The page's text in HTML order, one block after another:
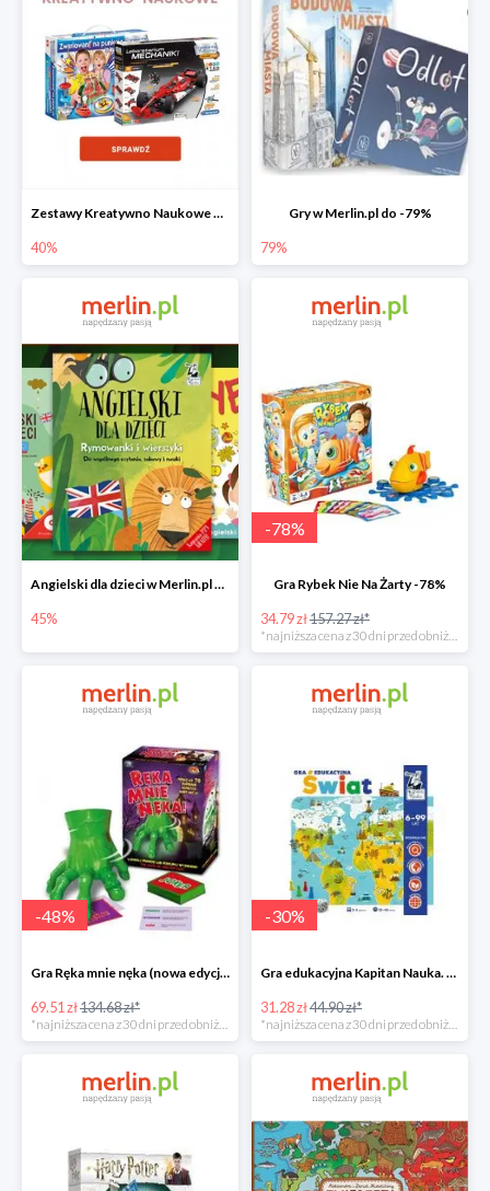
Zestawy Kreatywno Naukowe do -40%
40%
Gry w Merlin.pl do -79%
79%
Angielski dla dzieci w Merlin.pl do -45%
45%
-78%
Gra Rybek Nie Na Żarty -78%
34.79 zł157.27 zł*
*najniższa cena z 30 dni przed obniżką
-48%
Gra Ręka mnie nęka (nowa edycja) -49%
69.51 zł134.68 zł*
-30%
Gra edukacyjna Kapitan Nauka. Świat -31%
31.28 zł44.90 zł*